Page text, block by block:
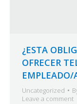
¿ESTA
OFRECER
EMPLEADO/
Uncategorized
Leave a comment